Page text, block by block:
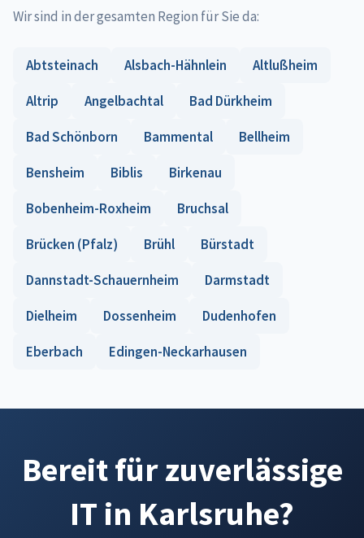
Wir sind in der gesamten Region für Sie da:
Abtsteinach Alsbach-Hähnlein
Altlußheim
Altrip
Angelbachtal
Bad Dürkheim
Bad Schönborn
Bammental
Bellheim
Bensheim
Biblis
Birkenau
Bobenheim-Roxheim
Bruchsal
Brücken (Pfalz)
Brühl
Bürstadt
Dannstadt-Schauernheim
Darmstadt
Dielheim
Dossenheim
Dudenhofen
Eberbach
Edingen-Neckarhausen
Bereit für zuverlässige
IT in Karlsruhe?